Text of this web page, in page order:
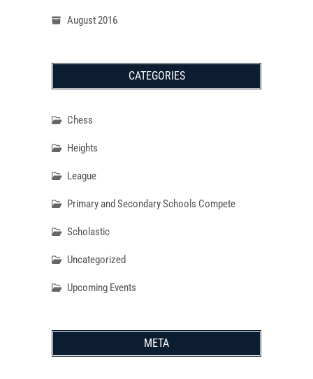
August 2016
CATEGORIES
Chess
Heights
League
Primary and Secondary Schools Compete
Scholastic
Uncategorized
Upcoming Events
META